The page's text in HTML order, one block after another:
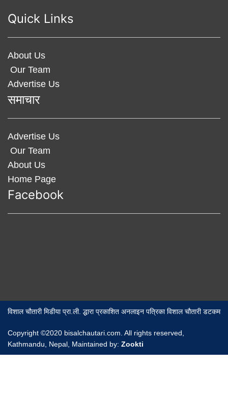
Quick Links
About Us
Our Team
Advertise Us
समाचार
Advertise Us
Our Team
About Us
Home Page
Facebook
विशाल चौतारी मिडीया प्रा.ली. द्धारा प्रकाशित अनलाइन पत्रिका विशाल चौतारी डटकम
Copyright ©2020 bisalchautari.com. All rights reserved,
Kathmandu, Nepal, Maintained by: Zookti